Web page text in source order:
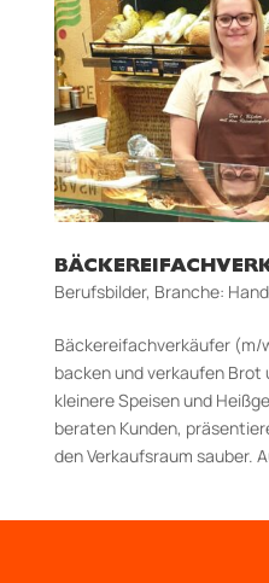
Berufsbilder, Branche:
Bäckereifachverkäufer
backen und verkaufen
kleinere Speisen und
beraten Kunden,
den Verkaufsraum sauber.